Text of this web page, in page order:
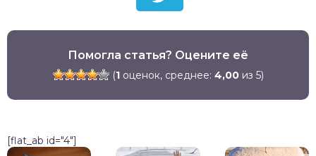
Помогла статья? Оцените её
(1оценок, среднее: 4,00из 5)
[flat_ab id="4"]